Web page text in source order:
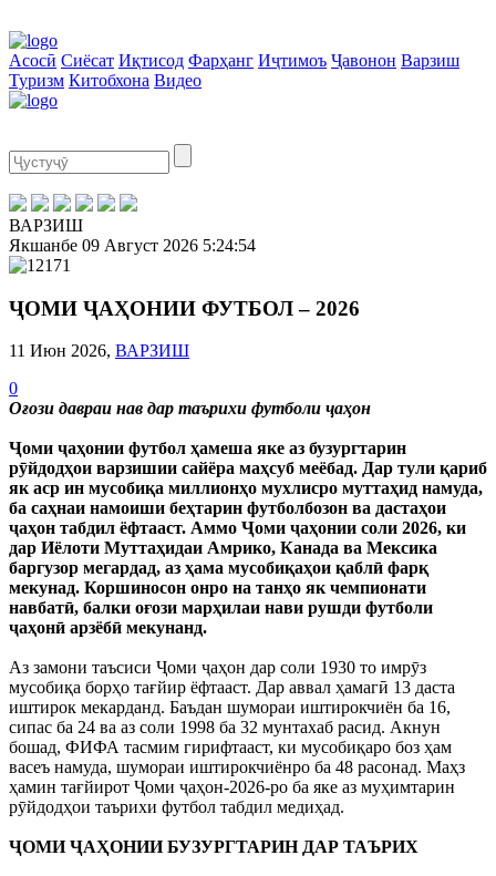
Асосӣ Сиёсат Иқтисод Фарҳанг Иҷтимоъ Ҷавонон Варзиш
Туризм Китобхона Видео
ВАРЗИШ
Якшанбе 09 Август 2026 5:24:55
ҶОМИ ҶАҲОНИИ ФУТБОЛ – 2026
11 Июн 2026, ВАРЗИШ
0
Оғози давраи нав дар таърихи футболи ҷаҳон
Ҷоми ҷаҳонии футбол ҳамеша яке аз бузургтарин
рӯйдодҳои варзишии сайёра маҳсуб меёбад. Дар тули қариб
як аср ин мусобиқа миллионҳо мухлисро муттаҳид намуда,
ба саҳнаи намоиши беҳтарин футболбозон ва дастаҳои
ҷаҳон табдил ёфтааст. Аммо Ҷоми ҷаҳонии соли 2026, ки
дар Иёлоти Муттаҳидаи Амрико, Канада ва Мексика
баргузор мегардад, аз ҳама мусобиқаҳои қаблӣ фарқ
мекунад. Коршиносон онро на танҳо як чемпионати
навбатӣ, балки оғози марҳилаи нави рушди футболи
ҷаҳонӣ арзёбӣ мекунанд.
Аз замони таъсиси Ҷоми ҷаҳон дар соли 1930 то имрӯз
мусобиқа борҳо тағйир ёфтааст. Дар аввал ҳамагӣ 13 даста
иштирок мекарданд. Баъдан шумораи иштирокчиён ба 16,
сипас ба 24 ва аз соли 1998 ба 32 мунтахаб расид. Акнун
бошад, ФИФА тасмим гирифтааст, ки мусобиқаро боз ҳам
васеъ намуда, шумораи иштирокчиёнро ба 48 расонад. Маҳз
ҳамин тағйирот Ҷоми ҷаҳон-2026-ро ба яке аз муҳимтарин
рӯйдодҳои таърихи футбол табдил медиҳад.
ҶОМИ ҶАҲОНИИ БУЗУРГТАРИН ДАР ТАЪРИХ